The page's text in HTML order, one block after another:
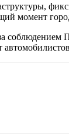
момент